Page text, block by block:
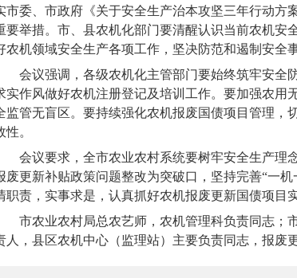
市委、市政府《关于安全生产治本攻坚三年行动方
要举措。市、县农机化部门要清醒认识当前农机安
农机领域安全生产各项工作，坚决防范和遏制安全
会议强调，各级农机化主管部门要始终筑牢安全
实作风做好农机注册登记及培训工作。要加强农用
监管无盲区。要持续强化农机报废国债项目管理，
性。
会议要求，全市农业农村系统要树牢安全生产理
废更新补贴政策问题整改为突破口，坚持完善“一
职责，实事求是，认真抓好农机报废更新国债项目
市农业农村局总农艺师，农机管理科负责同志；
人，县区农机中心（监理站）主要负责同志，报废